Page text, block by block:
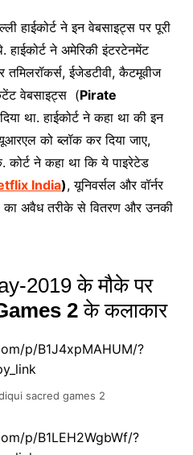
हाईकोर्ट ने इन वेबसाइट्स पर पूरी
ने अमेरिकी इंटरटेनमेंट
तमिलरॉकर्स, ईजेडटीवी, कैटमूवीज
वेबसाइट्स (Pirate
था. हाईकोर्ट ने कहा था की इन
को ब्लॉक कर दिया जाए,
ने कहा था कि ये पाइरेटेड
India), यूनिवर्सल और वॉर्नर
का अवैध तरीके से वितरण और उनकी
2019 के मौके पर
2के कलाकार
p/B1J4xpMAHUM/?
sacred games 2
p/B1LEH2WgbWf/?